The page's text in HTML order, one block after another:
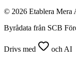
© 2026 Etablera
Byrådata från SCB
Drivs med och AI